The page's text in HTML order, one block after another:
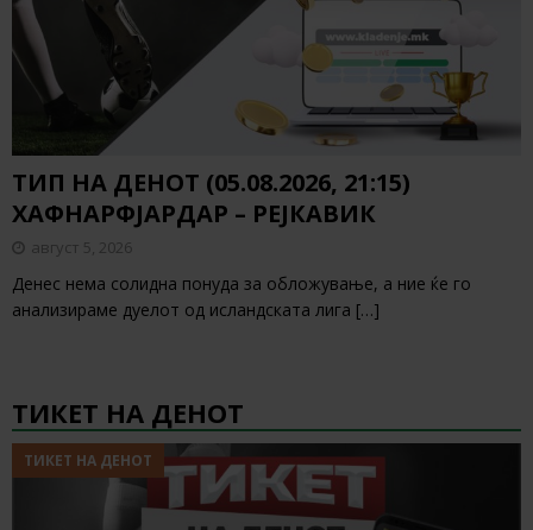
ТИП НА ДЕНОТ (05.08.2026, 21:15)
ХАФНАРФЈАРДАР – РЕЈКАВИК
август 5, 2026
Денес нема солидна понуда за обложување, а ние ќе го
анализираме дуелот од исландската лига […]
ТИКЕТ НА ДЕНОТ
ТИКЕТ НА ДЕНОТ